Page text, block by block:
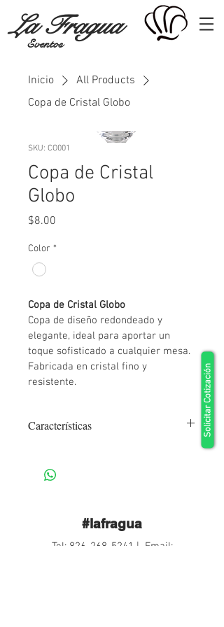
La Fragua
Eventos
Inicio
All Products
Copa de Cristal Globo
SKU: CO001
Copa de Cristal
Globo
$8.00
Color *
Copa de Cristal Globo
Copa de diseño redondeado y
elegante, ideal para aportar un
toque sofisticado a cualquier mesa.
Fabricada en cristal fino y
resistente.
Características Solicitar Cotización
#lafragua
Tel: 826-268-5241 | Email: